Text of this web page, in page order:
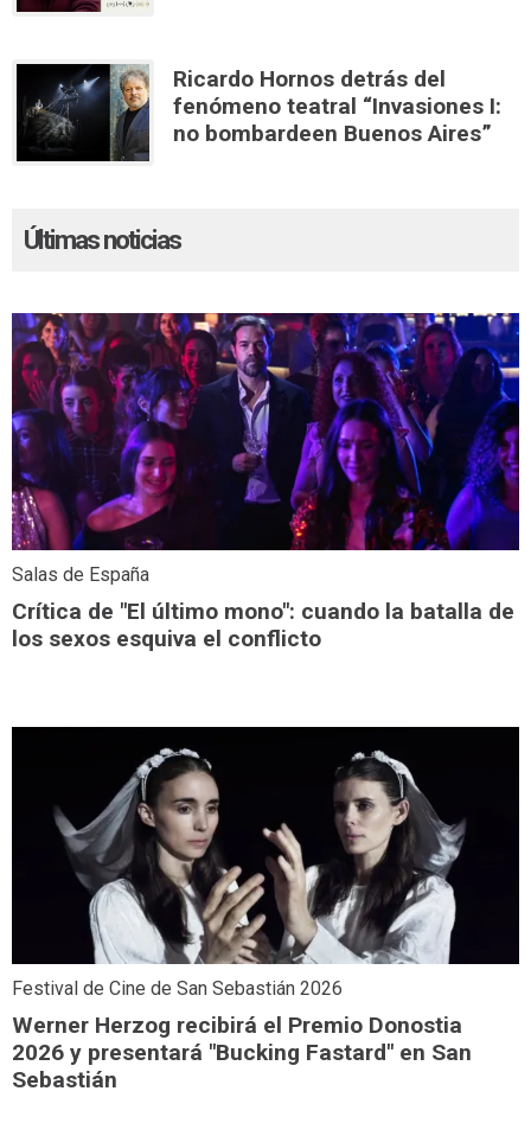
Ricardo Hornos detrás del
fenómeno teatral “Invasiones I:
no bombardeen Buenos Aires”
Últimas noticias
Salas de España
Crítica de "El último mono": cuando la batalla de
los sexos esquiva el conflicto
Festival de Cine de San Sebastián 2026
Werner Herzog recibirá el Premio Donostia
2026 y presentará "Bucking Fastard" en San
Sebastián